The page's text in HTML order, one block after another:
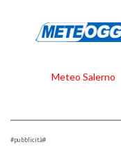
Meteo Salerno
#pubblicità#